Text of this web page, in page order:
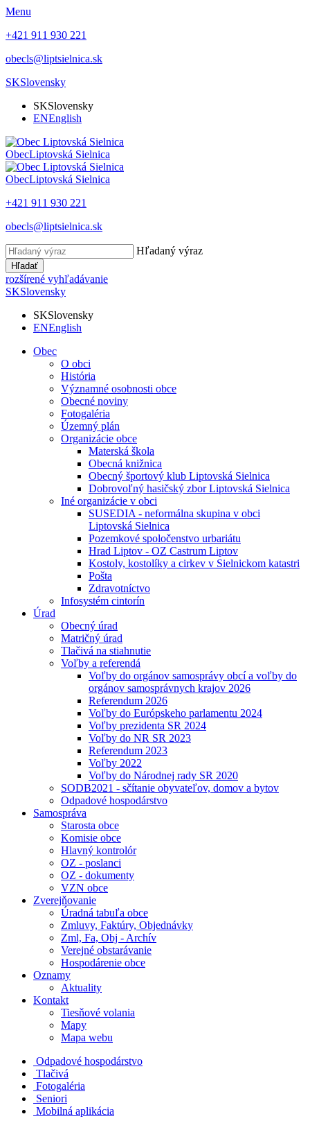
Menu
+421 911 930 221
obecls@liptsielnica.sk
SKSlovensky
SKSlovensky
ENEnglish
ObecLiptovská Sielnica
ObecLiptovská Sielnica
+421 911 930 221
obecls@liptsielnica.sk
Hľadaný výraz
Hľadať
rozšírené vyhľadávanie
SKSlovensky
SKSlovensky
ENEnglish
Obec
O obci
História
Významné osobnosti obce
Obecné noviny
Fotogaléria
Územný plán
Organizácie obce
Materská škola
Obecná knižnica
Obecný športový klub Liptovská Sielnica
Dobrovoľný hasičský zbor Liptovská Sielnica
Iné organizácie v obci
SUSEDIA - neformálna skupina v obci
Liptovská Sielnica
Pozemkové spoločenstvo urbariátu
Hrad Liptov - OZ Castrum Liptov
Kostoly, kostolíky a cirkev v Sielnickom katastri
Pošta
Zdravotníctvo
Infosystém cintorín
Úrad
Obecný úrad
Matričný úrad
Tlačivá na stiahnutie
Voľby a referendá
Voľby do orgánov samosprávy obcí a voľby do
orgánov samosprávnych krajov 2026
Referendum 2026
Voľby do Európskeho parlamentu 2024
Voľby prezidenta SR 2024
Voľby do NR SR 2023
Referendum 2023
Voľby 2022
Voľby do Národnej rady SR 2020
SODB2021 - sčítanie obyvateľov, domov a bytov
Odpadové hospodárstvo
Samospráva
Starosta obce
Komisie obce
Hlavný kontrolór
OZ - poslanci
OZ - dokumenty
VZN obce
Zverejňovanie
Úradná tabuľa obce
Zmluvy, Faktúry, Objednávky
Zml, Fa, Obj - Archív
Verejné obstarávanie
Hospodárenie obce
Oznamy
Aktuality
Kontakt
Tiesňové volania
Mapy
Mapa webu
Odpadové hospodárstvo
Tlačivá
Fotogaléria
Seniori
Mobilná aplikácia